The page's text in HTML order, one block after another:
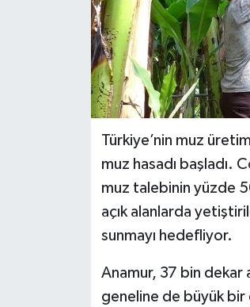
Türkiye’nin muz
muz hasadı başladı.
muz talebinin yüzde
açık alanlarda
sunmayı hedefliyor.
Anamur, 37 bin dekar
geneline de büyük bir
TEKNOLOJİ
VİZYONDAKİLER